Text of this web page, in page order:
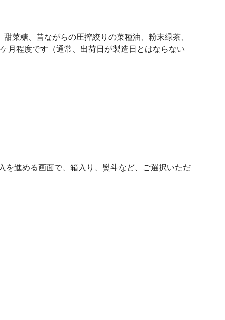
菜糖、昔ながらの圧搾絞りの菜種油、粉末緑茶、
月程度です（通常、出荷日が製造日とはならない
を進める画面で、箱入り、熨斗など、ご選択いただ